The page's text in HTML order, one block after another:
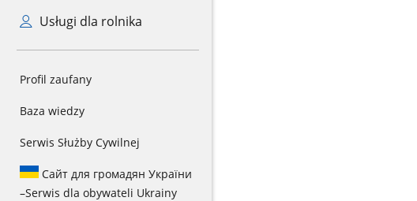
Usługi dla rolnika
Profil zaufany
Baza wiedzy
Serwis Służby Cywilnej
Сайт для громадян України
–Serwis dla obywateli Ukrainy